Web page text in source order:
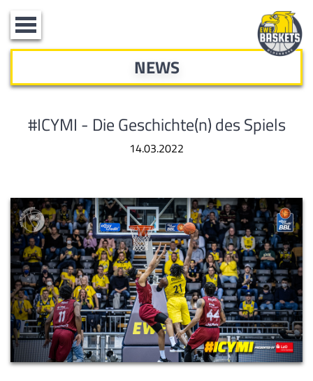
Toggle
navigation
NEWS
#ICYMI - Die Geschichte(n) des Spiels
14.03.2022